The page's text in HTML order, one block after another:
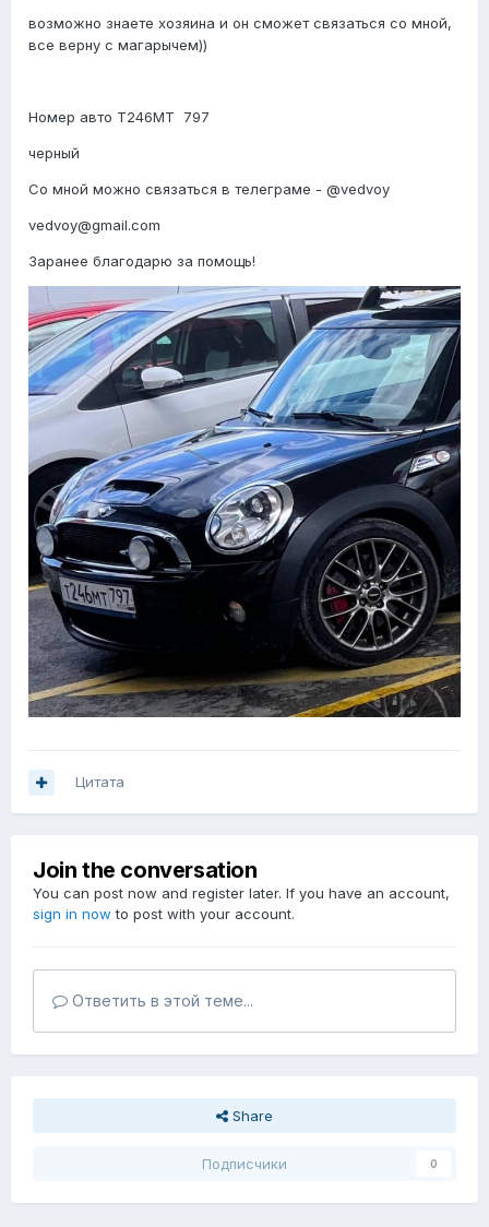
возможно знаете хозяина и он сможет связаться со мной,
все верну с магарычем))
Номер авто Т246МТ 797
черный
Со мной можно связаться в телеграме - @vedvoy
vedvoy@gmail.com
Заранее благодарю за помощь!
Цитата
Join the conversation
You can post now and register later. If you have an account,
sign in now to post with your account.
Ответить в этой теме...
Share
Подписчики 0